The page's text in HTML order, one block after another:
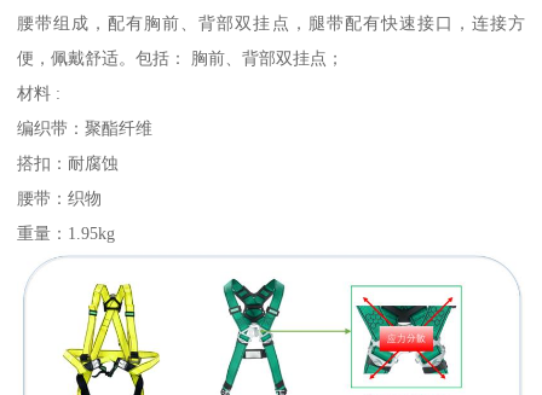
腰带组成，配有胸前、背部双挂点，腿带配有快速接口，连接方
便，佩戴舒适。包括： 胸前、背部双挂点；
材料 :
编织带：聚酯纤维
搭扣：耐腐蚀
腰带：织物
重量：1.95kg